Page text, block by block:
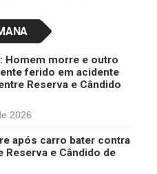
Homem morre e outro
ferido em acidente
Reserva e Cândido
2026
após carro bater contra
Reserva e Cândido de